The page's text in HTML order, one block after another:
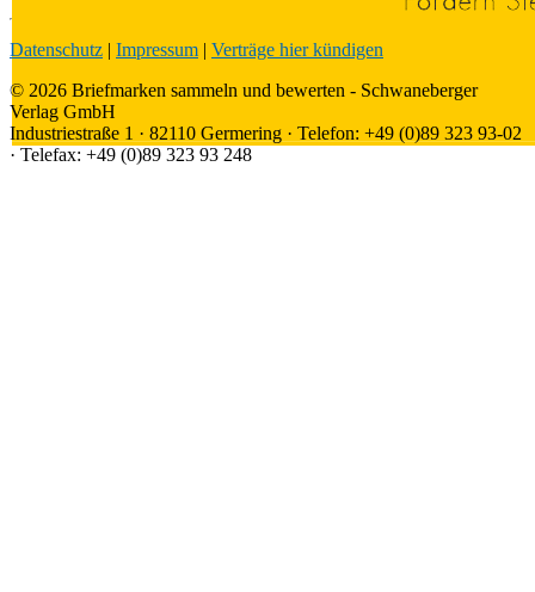
Datenschutz | Impressum | Verträge hier kündigen
© 2026 Briefmarken sammeln und bewerten - Schwaneberger
Verlag GmbH
Industriestraße 1 · 82110 Germering · Telefon: +49 (0)89 323 93-02
· Telefax: +49 (0)89 323 93 248